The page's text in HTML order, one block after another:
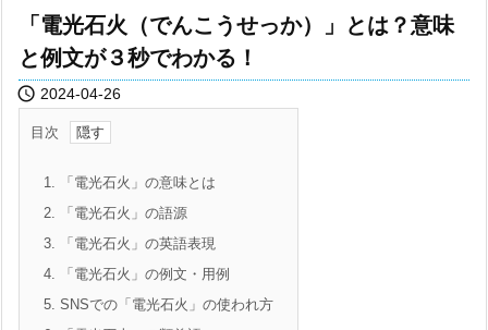
「電光石火（でんこうせっか）」とは？意味
と例文が３秒でわかる！
 2024-04-26
目次
1. 「電光石火」の意味とは
2. 「電光石火」の語源
3. 「電光石火」の英語表現
4. 「電光石火」の例文・用例
5. SNSでの「電光石火」の使われ方